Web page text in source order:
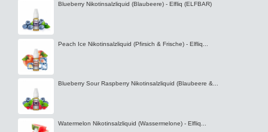
Blueberry Nikotinsalzliquid (Blaubeere) - Elfliq (ELFBAR)
Peach Ice Nikotinsalzliquid (Pfirsich & Frische) - Elfliq...
Blueberry Sour Raspberry Nikotinsalzliquid (Blaubeere &...
Watermelon Nikotinsalzliquid (Wassermelone) - Elfliq...